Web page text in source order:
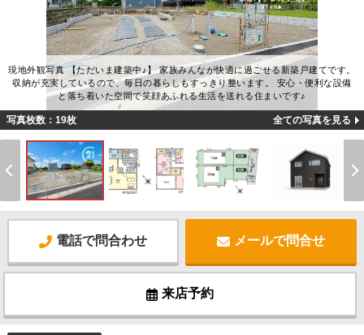
現地外観写真 【ただいま建築中♪】 家族みんなが快適に過ごせる新築戸建てです。
収納が充実しているので、毎日の暮らしもすっきり整います。 安心・便利な設備
と落ち着いた空間で笑顔あふれる生活を送れる住まいです♪
写真枚数：19枚 全ての写真を見る
電話で問合わせ メールで問合せ
来店予約